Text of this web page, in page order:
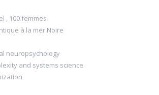
, 100 femmes
à la mer Noire
neuropsychology
and systems science